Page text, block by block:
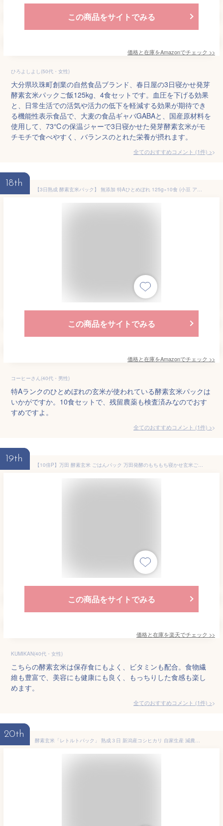
この商品をサイトでみる
価格と在庫をAmazonでチェック >>
ひろよしよし(50代・女性)
大分県玖珠町創業の自然食品ブランド、春日屋の3日寝かせ発芽
酵素玄米パックご飯125kg、4食セットです。血圧を下げる効果
と、日常生活での活気や活力の低下を軽減する効果が期待でき
る機能性表示食品で、大麦の食品ギャバGABAと、国産原材料を
使用して、73℃の保温ジャーで3日寝かせた発芽酵素玄米がモ
チモチで食べやすく、バランスのとれた栄養が摂れます。
全てのおすすめコメント (1件) >
18th
【3日熟成 酵素玄米パック】 無添加 特Aひとめぼれ 125g×10食 (小豆 アマランサス 黒米) うるつやブレンド GABA 残留農薬ゼロ 腸活 酵素 発芽玄米 ギフト [ハレとケ暮らし]
この商品をサイトでみる
価格と在庫をAmazonでチェック >>
コーヒーさん(40代・男性)
特Aランクのひとめぼれの玄米が使われている酵素玄米パックは
いかがですか。10食セットで、残留農薬も検査済みなのでおす
すめですよ。
全てのおすすめコメント (1件) >
19th
【10倍P】万田 酵素玄米 ごはんパック 万田発酵のもちもち寝かせ玄米ごはん(12パック) 万田 発酵 レトルト 保存食 備蓄 保存 ごはんパック 玄米ライス ヘルシー 食物繊維 美味しい レンジ 万田発酵 玄米 ビタミン【スーパーSALE期間中】
この商品をサイトでみる
価格と在庫を楽天でチェック >>
KUMIKAN(40代・女性)
こちらの酵素玄米は保存食にもよく、ビタミンも配合。食物繊
維も豊富で、美容にも健康にも良く、もっちりした食感も楽し
めます。
全てのおすすめコメント (1件) >
20th
酵素玄米「レトルトパック」 熟成３日 新潟産コシヒカリ 自家生産 減農薬 有機肥料使用 (7)